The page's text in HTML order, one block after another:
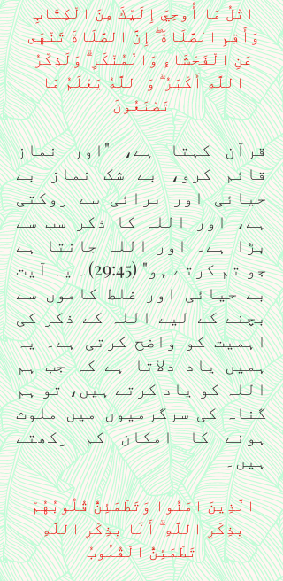
اتْلُ مَا أُوحِيَ إِلَيْكَ مِنَ الْكِتَابِ
وَأَقِمِ الصَّلَاةَ ۖ إِنَّ الصَّلَاةَ تَنْهَىٰ
عَنِ الْفَحْشَاءِ وَالْمُنْكَرِ ۗ وَلَذِكْرُ
اللَّهِ أَكْبَرُ ۗ وَاللَّهُ يَعْلَمُ مَا
تَصْنَعُونَ
قرآن کہتا ہے، "اور نماز
قائم کرو، بے شک نماز بے
حیائی اور برائی سے روکتی
ہے، اور اللہ کا ذکر سب سے
بڑا ہے۔ اور اللہ جانتا ہے
جو تم کرتے ہو" (29:45)۔ یہ آیت
بے حیائی اور غلط کاموں سے
بچنے کے لیے اللہ کے ذکر کی
اہمیت کو واضح کرتی ہے۔ یہ
ہمیں یاد دلاتا ہے کہ جب ہم
اللہ کو یاد کرتے ہیں، تو ہم
گناہ کی سرگرمیوں میں ملوث
ہونے کا امکان کم رکھتے
ہیں۔
الَّذِينَ آمَنُوا وَتَطْمَئِنُّ قُلُوبُهُمْ
بِذِكْرِ اللَّهِ ۗ أَلَا بِذِكْرِ اللَّهِ
تَطْمَئِنُّ الْقُلُوبُ